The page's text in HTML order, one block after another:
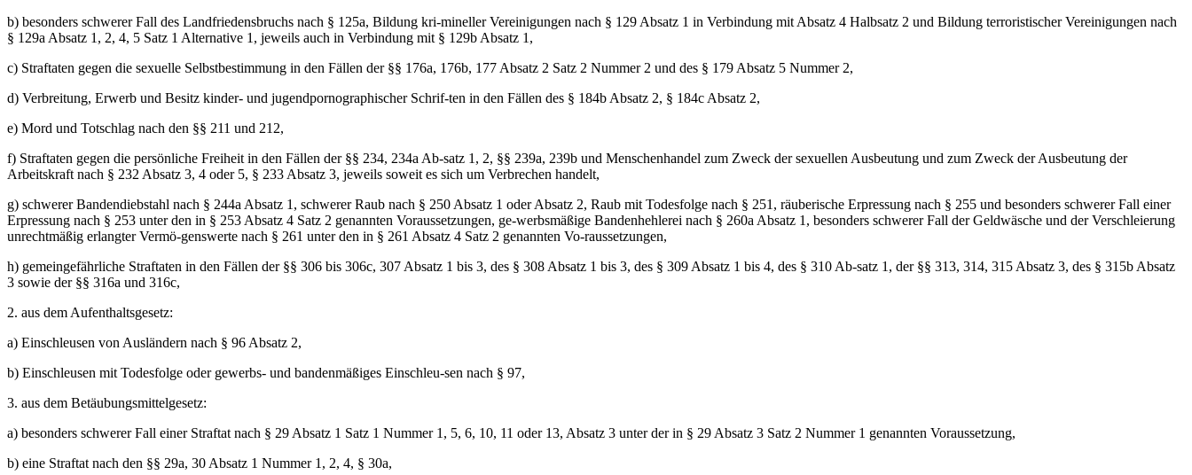
b) besonders schwerer Fall des Landfriedensbruchs nach § 125a, Bildung kri-mineller Vereinigungen nach § 129 Absatz 1 in Verbindung mit Absatz 4 Halbsatz 2 und Bildung terroristischer Vereinigungen nach
§ 129a Absatz 1, 2, 4, 5 Satz 1 Alternative 1, jeweils auch in Verbindung mit § 129b Absatz 1,
c) Straftaten gegen die sexuelle Selbstbestimmung in den Fällen der §§ 176a, 176b, 177 Absatz 2 Satz 2 Nummer 2 und des § 179 Absatz 5 Nummer 2,
d) Verbreitung, Erwerb und Besitz kinder- und jugendpornographischer Schrif-ten in den Fällen des § 184b Absatz 2, § 184c Absatz 2,
e) Mord und Totschlag nach den §§ 211 und 212,
f) Straftaten gegen die persönliche Freiheit in den Fällen der §§ 234, 234a Ab-satz 1, 2, §§ 239a, 239b und Menschenhandel zum Zweck der sexuellen Ausbeutung und zum Zweck der Ausbeutung der
Arbeitskraft nach § 232 Absatz 3, 4 oder 5, § 233 Absatz 3, jeweils soweit es sich um Verbrechen handelt,
g) schwerer Bandendiebstahl nach § 244a Absatz 1, schwerer Raub nach § 250 Absatz 1 oder Absatz 2, Raub mit Todesfolge nach § 251, räuberische Erpressung nach § 255 und besonders schwerer Fall einer
Erpressung nach § 253 unter den in § 253 Absatz 4 Satz 2 genannten Voraussetzungen, ge-werbsmäßige Bandenhehlerei nach § 260a Absatz 1, besonders schwerer Fall der Geldwäsche und der Verschleierung
unrechtmäßig erlangter Vermö-genswerte nach § 261 unter den in § 261 Absatz 4 Satz 2 genannten Vo-raussetzungen,
h) gemeingefährliche Straftaten in den Fällen der §§ 306 bis 306c, 307 Absatz 1 bis 3, des § 308 Absatz 1 bis 3, des § 309 Absatz 1 bis 4, des § 310 Ab-satz 1, der §§ 313, 314, 315 Absatz 3, des § 315b Absatz
3 sowie der §§ 316a und 316c,
2. aus dem Aufenthaltsgesetz:
a) Einschleusen von Ausländern nach § 96 Absatz 2,
b) Einschleusen mit Todesfolge oder gewerbs- und bandenmäßiges Einschleu-sen nach § 97,
3. aus dem Betäubungsmittelgesetz:
a) besonders schwerer Fall einer Straftat nach § 29 Absatz 1 Satz 1 Nummer 1, 5, 6, 10, 11 oder 13, Absatz 3 unter der in § 29 Absatz 3 Satz 2 Nummer 1 genannten Voraussetzung,
b) eine Straftat nach den §§ 29a, 30 Absatz 1 Nummer 1, 2, 4, § 30a,